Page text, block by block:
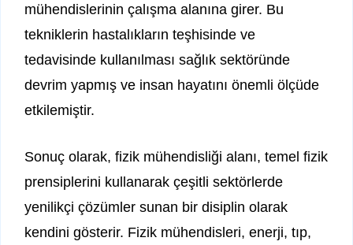
mühendislerinin çalışma alanına girer. Bu
tekniklerin hastalıkların teşhisinde ve
tedavisinde kullanılması sağlık sektöründe
devrim yapmış ve insan hayatını önemli ölçüde
etkilemiştir.
Sonuç olarak, fizik mühendisliği alanı, temel fizik
prensiplerini kullanarak çeşitli sektörlerde
yenilikçi çözümler sunan bir disiplin olarak
kendini gösterir. Fizik mühendisleri, enerji, tıp,